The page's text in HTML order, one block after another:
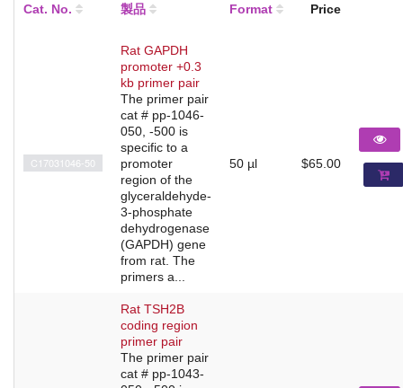
Cat. No. 製品 Format Price
C17031046-50
Rat GAPDH
promoter +0.3
kb primer pair
The primer pair
cat # pp-1046-
050, -500 is
specific to a
promoter
region of the
glyceraldehyde-
3-phosphate
dehydrogenase
(GAPDH) gene
from rat. The
primers a...
50 µl $65.00
Rat TSH2B
coding region
primer pair
The primer pair
cat # pp-1043-